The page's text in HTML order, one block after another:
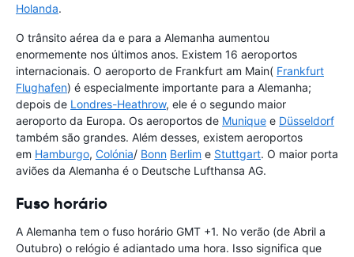
Holanda.
O trânsito aérea da e para a Alemanha aumentou
enormemente nos últimos anos. Existem 16 aeroportos
internacionais. O aeroporto de Frankfurt am Main( Frankfurt
Flughafen) é especialmente importante para a Alemanha;
depois de Londres-Heathrow, ele é o segundo maior
aeroporto da Europa. Os aeroportos de Munique e Düsseldorf
também são grandes. Além desses, existem aeroportos
em Hamburgo, Colónia/ Bonn Berlim e Stuttgart. O maior porta
aviões da Alemanha é o Deutsche Lufthansa AG.
Fuso horário
A Alemanha tem o fuso horário GMT +1. No verão (de Abril a
Outubro) o relógio é adiantado uma hora. Isso significa que